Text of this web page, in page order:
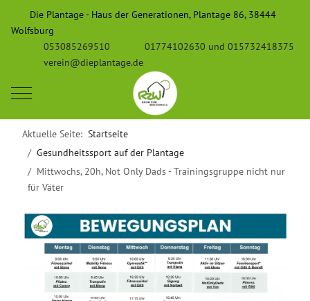
Die Plantage - Haus der Generationen, Plantage 86, 38444
Wolfsburg
053085269510
01774102630 und 015732418375
verein@dieplantage.de
Mobile Menu Toggle
Aktuelle Seite:Startseite
Gesundheitssport auf der Plantage
Mittwochs, 20h, Not Only Dads - Trainingsgruppe nicht nur
für Väter